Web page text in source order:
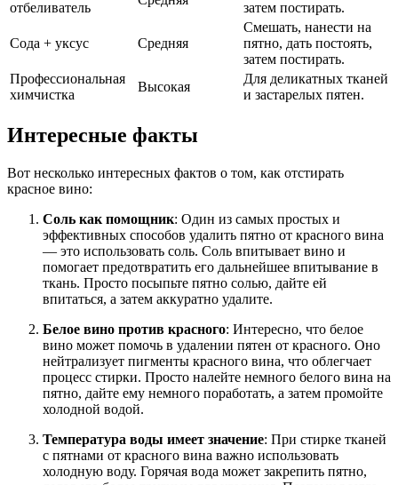
отбеливатель затем постирать.
Сода + уксус Средняя
Смешать, нанести на
пятно, дать постоять,
затем постирать.
Профессиональная
химчистка
Высокая
Для деликатных тканей
и застарелых пятен.
Интересные факты
Вот несколько интересных фактов о том, как отстирать
красное вино:
Соль как помощник: Один из самых простых и
эффективных способов удалить пятно от красного вина
— это использовать соль. Соль впитывает вино и
помогает предотвратить его дальнейшее впитывание в
ткань. Просто посыпьте пятно солью, дайте ей
впитаться, а затем аккуратно удалите.
Белое вино против красного: Интересно, что белое
вино может помочь в удалении пятен от красного. Оно
нейтрализует пигменты красного вина, что облегчает
процесс стирки. Просто налейте немного белого вина на
пятно, дайте ему немного поработать, а затем промойте
холодной водой.
Температура воды имеет значение: При стирке тканей
с пятнами от красного вина важно использовать
холодную воду. Горячая вода может закрепить пятно,